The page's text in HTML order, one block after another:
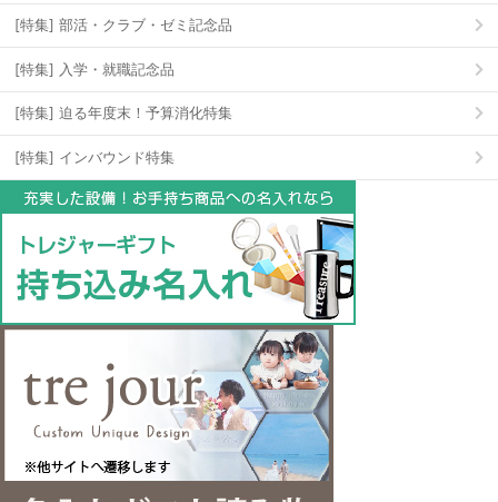
[特集] 部活・クラブ・ゼミ記念品
[特集] 入学・就職記念品
[特集] 迫る年度末！予算消化特集
[特集] インバウンド特集